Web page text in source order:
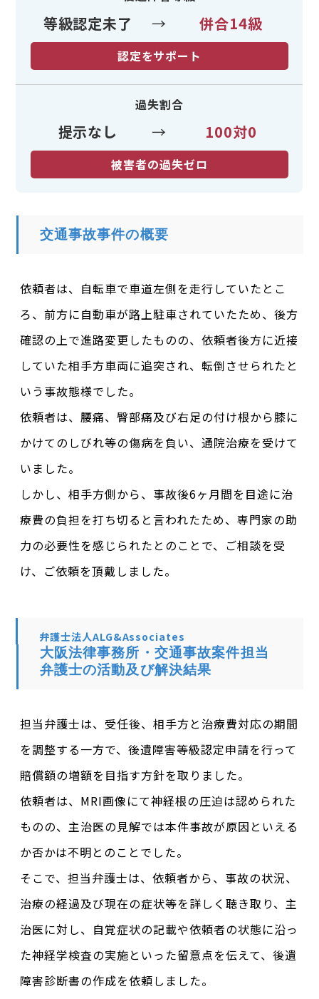
等級認定未了 → 併合14級
認定をサポート
過失割合
提示なし → 100対0
被害者の過失ゼロ
交通事故事件の概要
依頼者は、自転車で車道左側を走行していたとこ
ろ、前方に自動車が路上駐車されていたため、後方
確認の上で進路変更したものの、依頼者後方に近接
していた相手方車両に追突され、転倒させられたと
いう事故態様でした。
依頼者は、腰痛、臀部痛及び右足の付け根から膝に
かけてのしびれ等の傷病を負い、通院治療を受けて
いました。
しかし、相手方側から、事故後6ヶ月間を目途に治
療費の負担を打ち切ると言われたため、専門家の助
力の必要性を感じられたとのことで、ご相談を受
け、ご依頼を頂戴しました。
弁護士法人ALG&Associates
大阪法律事務所・交通事故案件担当
弁護士の活動及び解決結果
担当弁護士は、受任後、相手方と治療費対応の期間
を調整する一方で、後遺障害等級認定申請を行って
賠償額の増額を目指す方針を取りました。
依頼者は、MRI画像にて神経根の圧迫は認められた
ものの、主治医の見解では本件事故が原因といえる
か否かは不明とのことでした。
そこで、担当弁護士は、依頼者から、事故の状況、
治療の経過及び現在の症状等を詳しく聴き取り、主
治医に対し、自覚症状の記載や依頼者の状態に沿っ
た神経学検査の実施といった留意点を伝えて、後遺
障害診断書の作成を依頼しました。